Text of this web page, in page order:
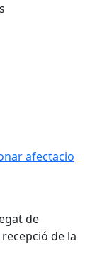
afectacio en
afectacio
de
de la